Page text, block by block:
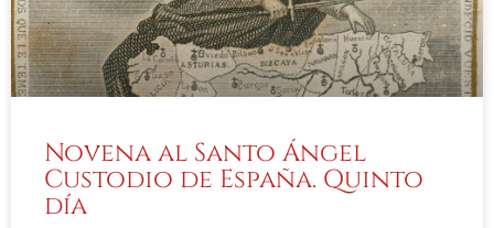
Novena al Santo Ángel
Custodio de España. Quinto
día